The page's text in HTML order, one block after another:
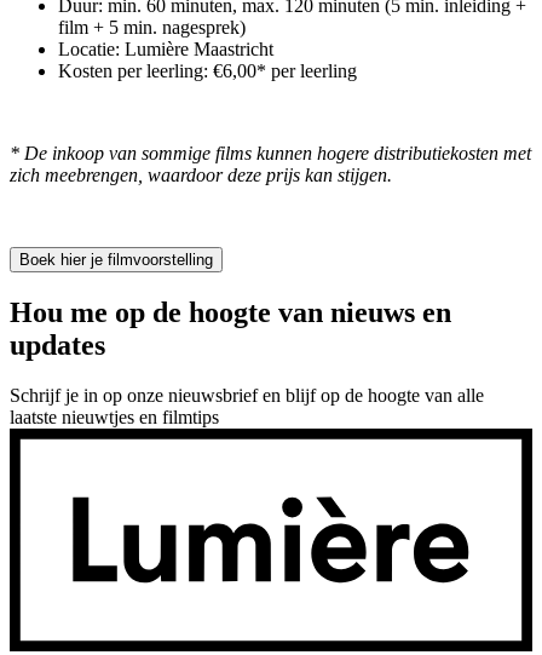
Duur: min. 60 minuten, max. 120 minuten (5 min. inleiding +
film + 5 min. nagesprek)
Locatie: Lumière Maastricht
Kosten per leerling: €6,00* per leerling
* De inkoop van sommige films kunnen hogere distributiekosten met
zich meebrengen, waardoor deze prijs kan stijgen.
Boek hier je filmvoorstelling
Hou me op de hoogte van nieuws en
updates
Schrijf je in op onze nieuwsbrief en blijf op de hoogte van alle
laatste nieuwtjes en filmtips